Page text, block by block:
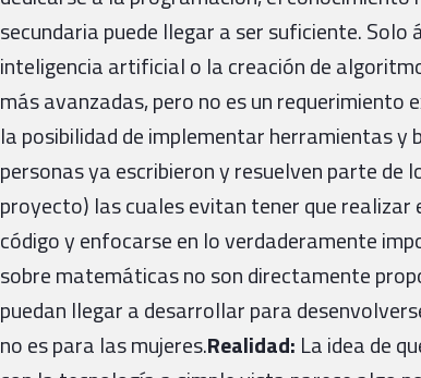
secundaria puede llegar a ser suficiente.
inteligencia artificial o la creación de
más avanzadas, pero no es un
la posibilidad de implementar herramientas
personas ya escribieron y resuelven parte de
proyecto) las cuales evitan tener que
código y enfocarse en lo verdaderamente
sobre matemáticas no son directamente
puedan llegar a desarrollar para
no es para las mujeres.Realidad: La idea de